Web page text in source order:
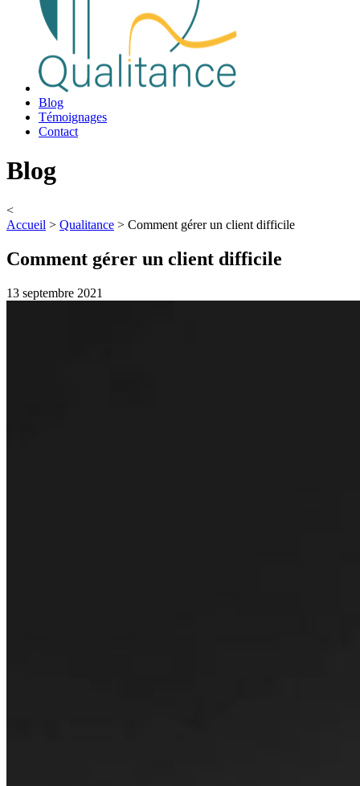
Blog
Témoignages
Contact
Blog
<
Accueil > Qualitance > Comment gérer un client difficile
Comment gérer un client difficile
13 septembre 2021